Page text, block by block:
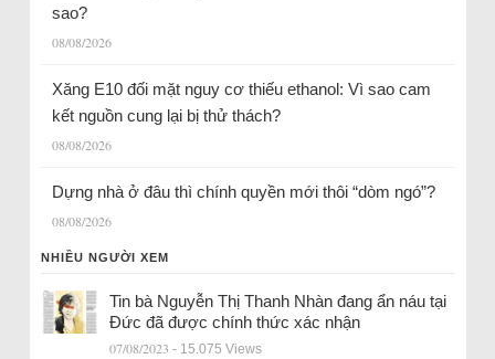
sao?
08/08/2026
Xăng E10 đối mặt nguy cơ thiếu ethanol: Vì sao cam
kết nguồn cung lại bị thử thách?
08/08/2026
Dựng nhà ở đâu thì chính quyền mới thôi “dòm ngó”?
08/08/2026
NHIỀU NGƯỜI XEM
Tin bà Nguyễn Thị Thanh Nhàn đang ẩn náu tại
Đức đã được chính thức xác nhận
07/08/2023 - 15.075 Views